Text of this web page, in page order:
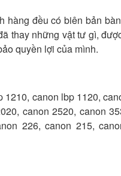
hàng đều có biên bản
thay những vật tư gì,
quyền lợi của mình.
canon lbp 1120,
canon 2520, canon
226, canon 215,